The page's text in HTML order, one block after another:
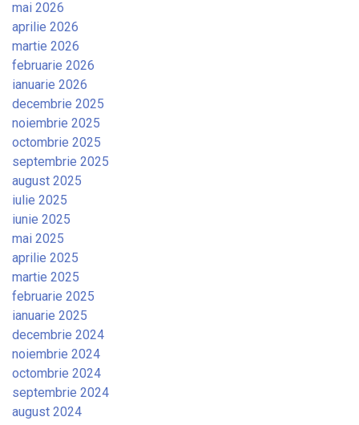
mai 2026
aprilie 2026
martie 2026
februarie 2026
ianuarie 2026
decembrie 2025
noiembrie 2025
octombrie 2025
septembrie 2025
august 2025
iulie 2025
iunie 2025
mai 2025
aprilie 2025
martie 2025
februarie 2025
ianuarie 2025
decembrie 2024
noiembrie 2024
octombrie 2024
septembrie 2024
august 2024